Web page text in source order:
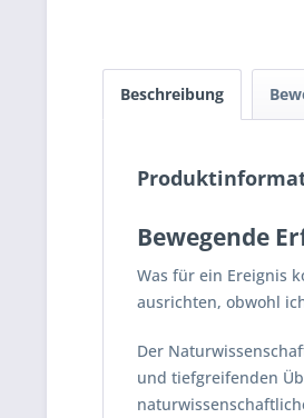
Beschreibung
Bewegende
Was für ein Ereignis
ausrichten, obwohl
Der
und tiefgreifenden